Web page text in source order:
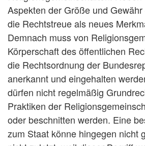
Aspekten der Größe und
die Rechtstreue als neues
Demnach muss von
Körperschaft des öffentlichen
die Rechtsordnung der
anerkannt und eingehalten
dürfen nicht regelmäßig
Praktiken der
oder beschnitten werden. Eine
zum Staat könne hingegen nicht